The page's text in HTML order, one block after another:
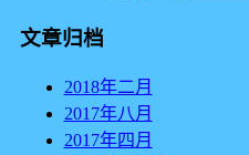
文章归档
2018年二月
2017年八月
2017年四月